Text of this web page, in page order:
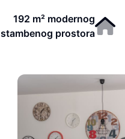
192 m² modernog
stambenog prostora